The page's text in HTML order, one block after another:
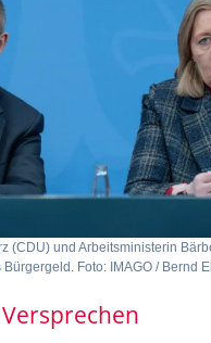
(CDU) und Arbeitsministerin
Foto: IMAGO / Bernd